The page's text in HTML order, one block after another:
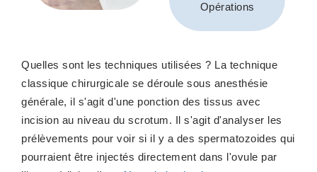
Opérations
Quelles sont les techniques utilisées ? La technique
classique chirurgicale se déroule sous anesthésie
générale, il s'agit d'une ponction des tissus avec
incision au niveau du scrotum. Il s'agit d'analyser les
prélèvements pour voir si il y a des spermatozoides qui
pourraient être injectés directement dans l'ovule par